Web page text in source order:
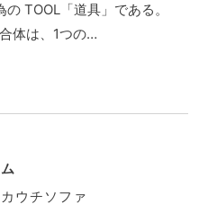
TOOL「道具」である。
体は、1つの…
ウチソファ